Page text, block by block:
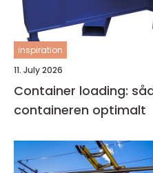
inspiration
11. July 2026
Container loading:
containeren optimalt